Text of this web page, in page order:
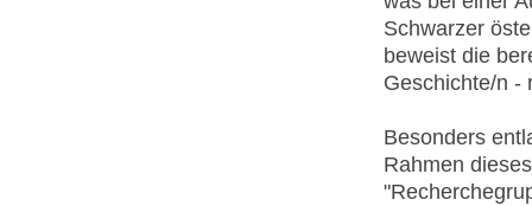
Schwarzer
beweist die
Geschichte/n -
Besonders
Rahmen